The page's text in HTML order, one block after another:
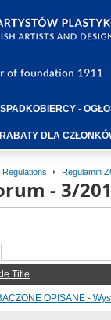
SPADKOBIERCY -
DLA
Regulations Regulamin
- 3/
Title
OPISANE -